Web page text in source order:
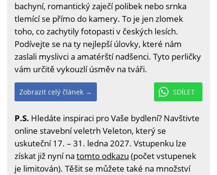
bachyní, romantický zaječí polibek nebo srnka
tlemící se přímo do kamery. To je jen zlomek
toho, co zachytily fotopasti v českých lesích.
Podívejte se na ty nejlepší úlovky, které nám
zaslali myslivci a amatérští nadšenci. Tyto perličky
vám určitě vykouzlí úsměv na tváři.
SDÍLET
Zobrazit celý článek →
P.S. Hledáte inspiraci pro Vaše bydlení? Navštivte
online stavební veletrh Veleton, který se
uskuteční 17. – 31. ledna 2027. Vstupenku lze
získat již nyní na tomto odkazu (počet vstupenek
je limitován). Těšit se můžete také na množství